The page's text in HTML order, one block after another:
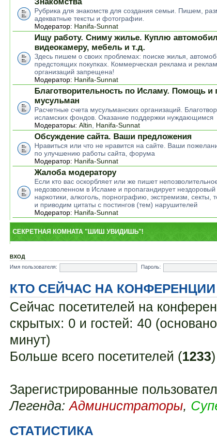
Рубрика для знакомств для создания семьи. Пишем,
адекватные тексты и фотографии.
Модератор: Hanifa-Sunnat
Ищу работу. Сниму жилье. Куплю
видеокамеру, мебель и т.д.
Здесь пишем о своих проблемах: поиске жилья,
предстоящих покупках. Коммерческая реклама и
организаций запрещена!
Модератор: Hanifa-Sunnat
Благотворительность по Исламу. Помощь и
мусульман
Расчетные счета мусульманских организаций.
исламских фондов. Оказание поддержки нуждающимся
Модераторы: Altin Hanifa-Sunnat
Обсуждение сайта. Ваши предложения
Нравиться или что не нравится на сайте. Ваши
по улучшению работы сайта, форума
Модератор: Hanifa-Sunnat
Жалоба модератору
Если кто вас оскорбляет или же пишет
недозволенном в Исламе и пропагандирует
наркотики, алкоголь, порнографию, экстремизм, секты,
и приводим цитаты с постингов (тем) нарушителей
Модератор: Hanifa-Sunnat
СЕКРЕТНАЯ КОМНАТА "ШИШ УВИДИШЬ"!
ВХОД
Имя пользователя:
Пароль:
КТО СЕЙЧАС НА КОНФЕРЕНЦИИ
Сейчас посетителей на
скрытых: 0 и гостей: 40
минут)
Больше всего посетителей (1233
Зарегистрированные
Легенда:Администраторы,
СТАТИСТИКА